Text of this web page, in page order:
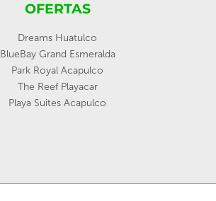
OFERTAS
Dreams Huatulco
BlueBay Grand Esmeralda
Park Royal Acapulco
The Reef Playacar
Playa Suites Acapulco